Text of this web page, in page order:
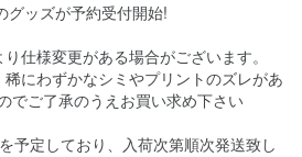
グッズが予約受付開始!
仕様変更がある場合がございます。
にわずかなシミやプリントのズレがあ
でご了承のうえお買い求め下さい
予定しており、入荷次第順次発送致し